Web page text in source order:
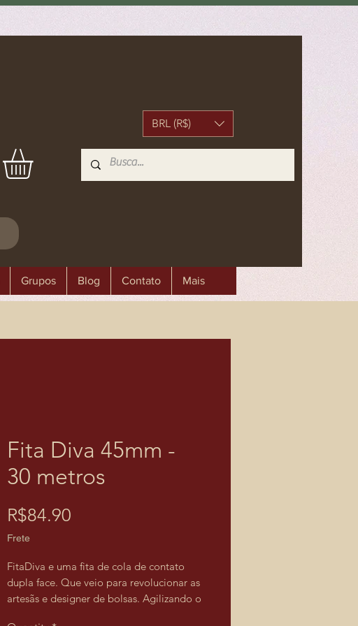
BRL (R$)
Grupos Blog Contato Mais
Fita Diva 45mm -
30 metros
R$84.90
Frete
FitaDiva e uma fita de cola de contato
dupla face. Que veio para revolucionar as
artesãs e designer de bolsas. Agilizando o